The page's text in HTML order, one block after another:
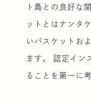
ト島との良好な
ットとはナンタ
いバスケットお
ます。 認定イン
ることを第一に